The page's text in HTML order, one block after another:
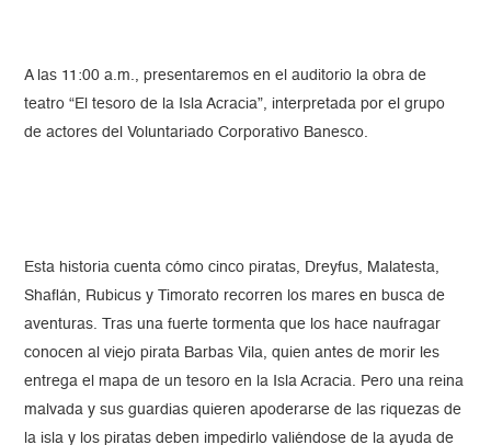
A las 11:00 a.m., presentaremos en el auditorio la obra de
teatro “El tesoro de la Isla Acracia”, interpretada por el grupo
de actores del Voluntariado Corporativo Banesco.
Esta historia cuenta cómo cinco piratas, Dreyfus, Malatesta,
Shaflán, Rubicus y Timorato recorren los mares en busca de
aventuras. Tras una fuerte tormenta que los hace naufragar
conocen al viejo pirata Barbas Vila, quien antes de morir les
entrega el mapa de un tesoro en la Isla Acracia. Pero una reina
malvada y sus guardias quieren apoderarse de las riquezas de
la isla y los piratas deben impedirlo valiéndose de la ayuda de